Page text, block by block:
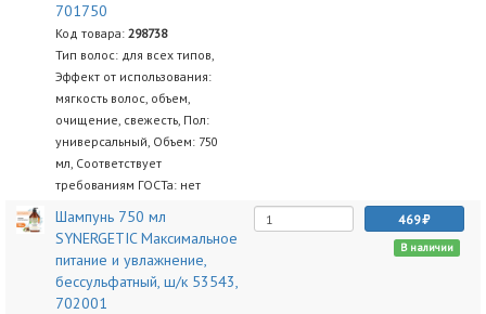
701750
Код товара: 298738
Тип волос: для всех типов,
Эффект от использования:
мягкость волос, объем,
очищение, свежесть, Пол:
универсальный, Объем: 750
мл, Соответствует
требованиям ГОСТа: нет
Шампунь 750 мл
SYNERGETIC Максимальное
питание и увлажнение,
бессульфатный, ш/к 53543,
702001
469
В наличии